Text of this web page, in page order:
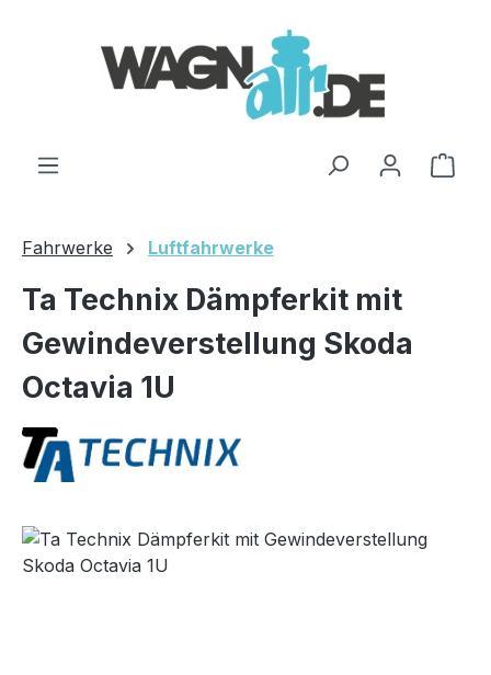
Fahrwerke Luftfahrwerke
Ta Technix Dämpferkit mit
Gewindeverstellung Skoda
Octavia 1U
Bildergalerie überspringen